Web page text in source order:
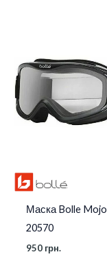
Маска Bolle Mojo
20570
950 грн.